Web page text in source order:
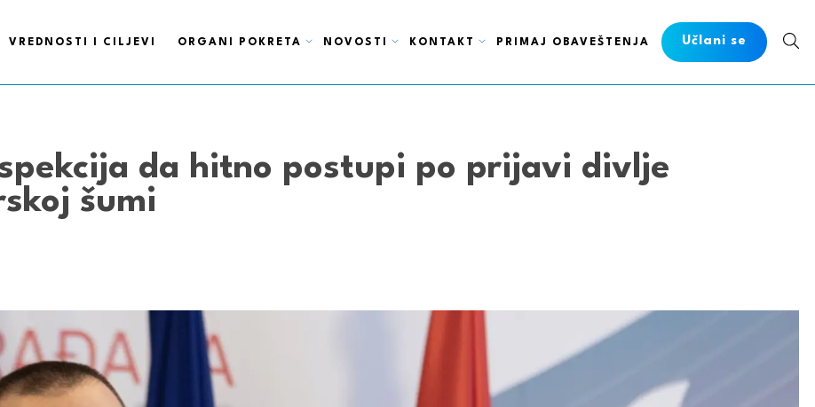
VREDNOSTI I CILJEVI ORGANI POKRETA NOVOSTI KONTAKT PRIMAJ OBAVEŠTENJA Učlani se
da hitno postupi po prijavi divlje
šumi